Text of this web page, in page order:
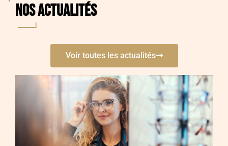
nos Actualités
Voir toutes les actualités